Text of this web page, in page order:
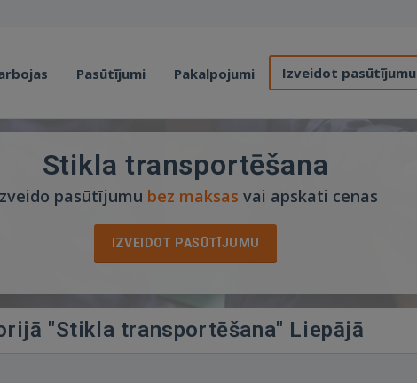
Pasūtījumi Pakalpojumi Izveidot pasūtījumu
Stikla transportēšana
pasūtījumu bez maksas vai apskati cenas
IZVEIDOT PASŪTĪJUMU
"Stikla transportēšana" Liepājā